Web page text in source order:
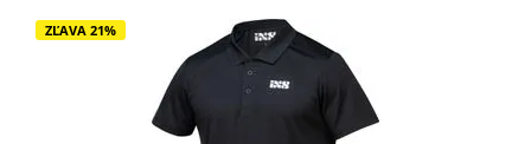
ZĽAVA 21%